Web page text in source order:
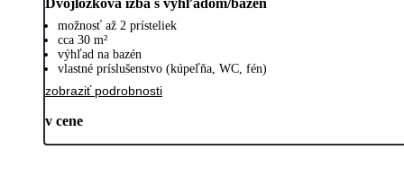
Dvojlôžková izba s výhľadom/bazén
možnosť až 2 prísteliek
cca 30 m²
výhľad na bazén
vlastné príslušenstvo (kúpeľňa, WC, fén)
zobraziť podrobnosti
v cene